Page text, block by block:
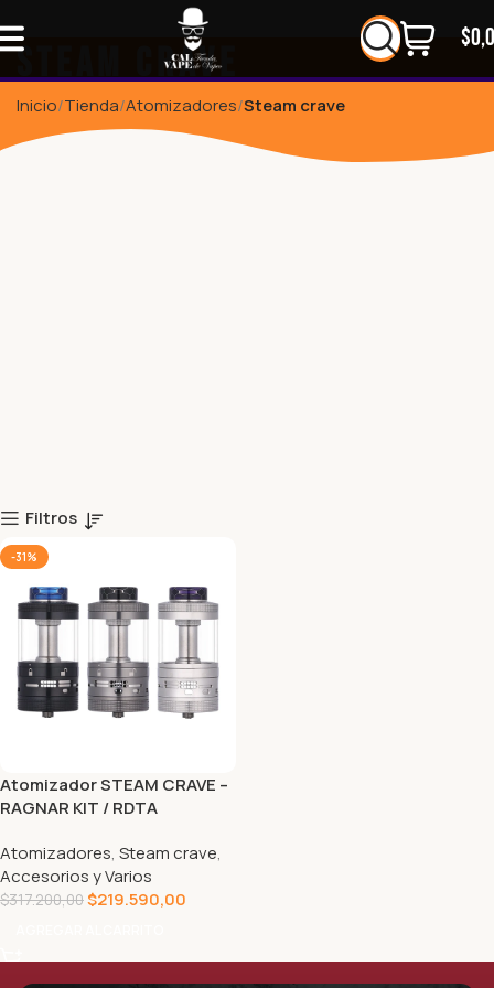
$
Steam crave
Inicio Tienda Atomizadores Steam crave
Filtros
-31%
Atomizador STEAM CRAVE –
RAGNAR KIT / RDTA
Atomizadores, Steam crave,
Accesorios y Varios
$317.200,00$219.590,00